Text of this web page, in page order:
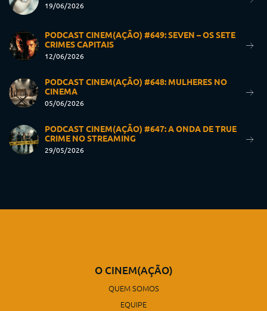
19/06/2026
PODCAST CINEM(AÇÃO) #649: SEVEN – OS SETE
CRIMES CAPITAIS
12/06/2026
PODCAST CINEM(AÇÃO) #648: MULHERES NO
CINEMA
05/06/2026
PODCAST CINEM(AÇÃO) #647: A ONDA DE TRUE
CRIME NO STREAMING
29/05/2026
O CINEM(AÇÃO)
QUEM SOMOS
EQUIPE